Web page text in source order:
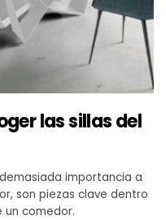
las sillas del
importancia a
son piezas clave dentro
un comedor.